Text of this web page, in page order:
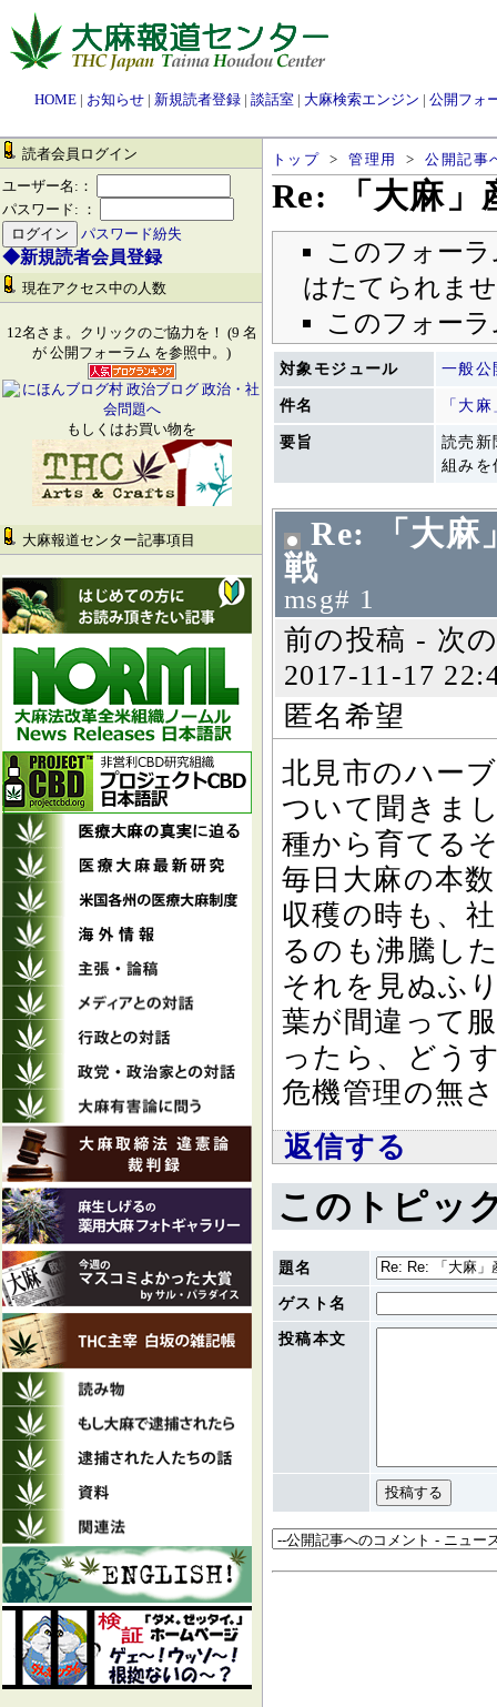
HOME | お知らせ | 新規読者登録 | 談話室 | 大麻検索エンジン | 公開フォ
読者会員ログイン
ユーザー名:：
パスワード: ：
パスワード紛失
◆新規読者会員登録
現在アクセス中の人数
12名さま。クリックのご協力を！ (9 名
が 公開フォーラム を参照中。)
もしくはお買い物を
大麻報道センター記事項目
トップ >管理用 >公開記事
Re: 「大麻」
このフォー
はたてられま
このフォー
対象モジュール 一般公
件名 「大
要旨
読売新
組みを
Re: 「大麻
戦
msg# 1
前の投稿 - 次
2017-11-17
匿名希望
北見市のハー
ついて聞きま
種から育てる
毎日大麻の本
収穫の時も、
るのも沸騰し
それを見ぬふ
葉が間違って
ったら、どう
危機管理の無
返信する
このトピッ
題名
ゲスト名
投稿本文